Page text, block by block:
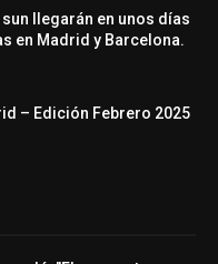
llegarán en unos días
en Madrid y Barcelona.
– Edición Febrero 2025